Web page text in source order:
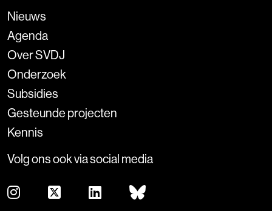
Nieuws
Agenda
Over SVDJ
Onderzoek
Subsidies
Gesteunde projecten
Kennis
Volg ons ook via social media